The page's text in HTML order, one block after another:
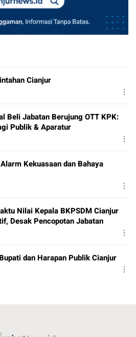
Cianjur
Beli Jabatan Berujung OTT KPK:
Publik & Aparatur
Kekuasaan dan Bahaya
Nilai Kepala BKPSDM Cianjur
Desak Pencopotan Jabatan
dan Harapan Publik Cianjur